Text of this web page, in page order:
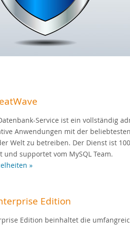
Service ist ein vollständig
Anwendungen mit der
Welt zu betreiben. Der Dienst ist
supportet vom MySQL Team.
»
Edition
Edition beinhaltet die